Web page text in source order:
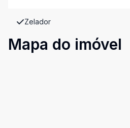
Zelador
Mapa do imóvel